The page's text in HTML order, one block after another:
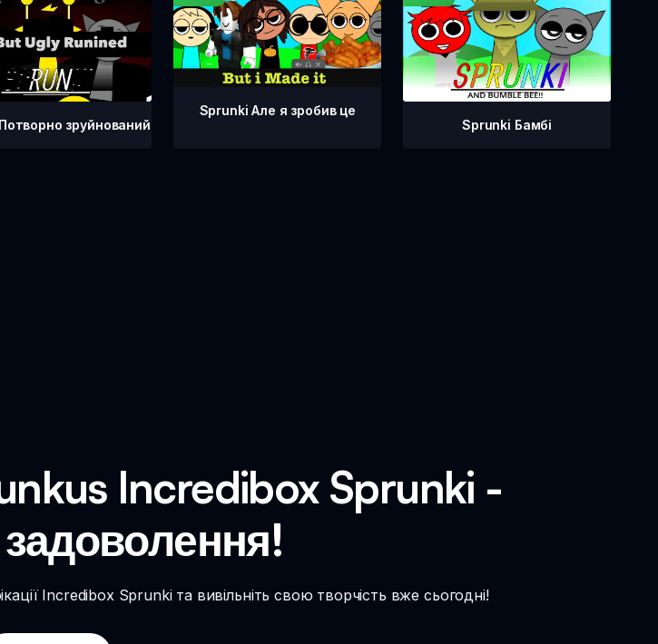
зруйнований
Sprunki Але я зробив це
Sprunki Бамбі
Incredibox Sprunki -
Incredibox Sprunki та вивільніть свою творчість вже сьогодні!